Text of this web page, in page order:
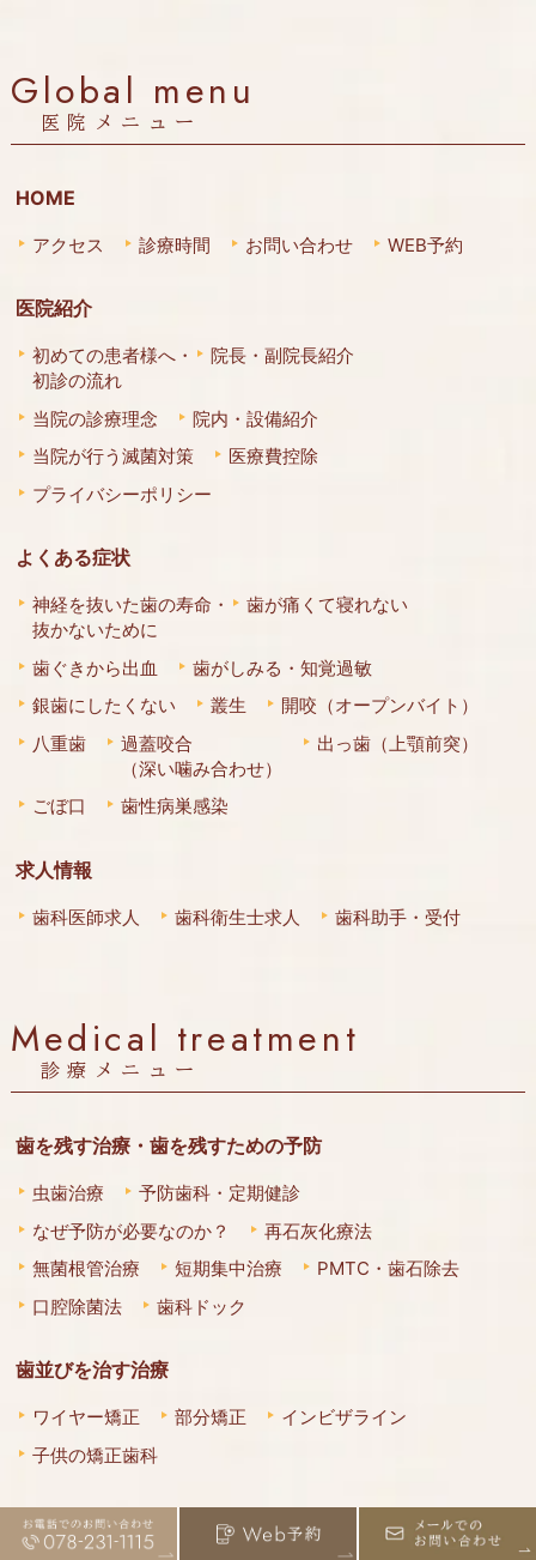
Global menu
医院メニュー
HOME
アクセス 診療時間 お問い合わせ WEB予約
医院紹介
初めての患者様へ・
初診の流れ
院長・副院長紹介
当院の診療理念
院内・設備紹介
当院が行う滅菌対策
医療費控除
プライバシーポリシー
よくある症状
神経を抜いた歯の寿命・
抜かないために
歯が痛くて寝れない
歯ぐきから出血
歯がしみる・知覚過敏
銀歯にしたくない
叢生
開咬（オープンバイト）
八重歯
過蓋咬合
（深い噛み合わせ）
出っ歯（上顎前突）
ごぼ口 歯性病巣感染
求人情報
歯科医師求人 歯科衛生士求人 歯科助手・受付
Medical treatment
診療メニュー
歯を残す治療・歯を残すための予防
虫歯治療
予防歯科・定期健診
なぜ予防が必要なのか？
再石灰化療法
無菌根管治療
短期集中治療
PMTC・歯石除去
口腔除菌法
歯科ドック
歯並びを治す治療
ワイヤー矯正 部分矯正
インビザライン
子供の矯正歯科
綺麗な口元にする治療